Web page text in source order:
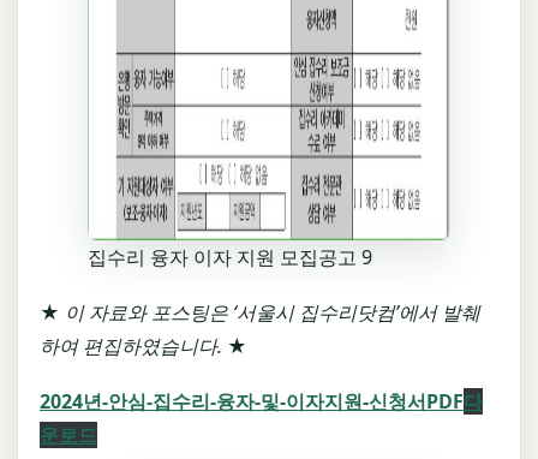
집수리 융자 이자 지원 모집공고 9
★ 이 자료와 포스팅은 ‘서울시 집수리닷컴’에서 발췌
하여 편집하였습니다. ★
2024년-안심-집수리-융자-및-이자지원-신청서PDF다
운로드